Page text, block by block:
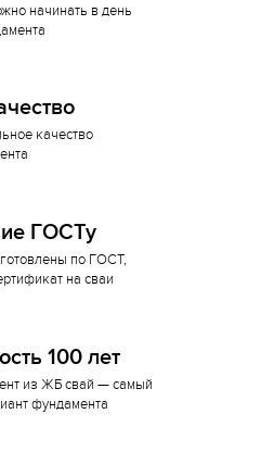
начинать в день
качество
ГОСТу
по ГОСТ,
на сваи
100 лет
из ЖБ свай — самый
фундамента